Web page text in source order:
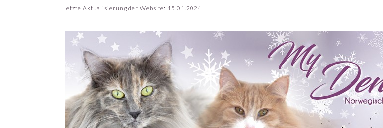
to
Letzte Aktualisierung der Website: 15.01.2024